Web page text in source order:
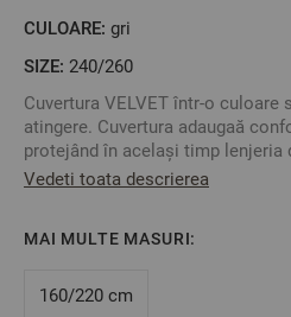
CULOARE: gri
SIZE: 240/260
Cuvertura VELVET într-o
atingere. Cuvertura adaugaă
protejând în același timp lenjeria
Un cadou deosebit de potrivit
Avantaje:
Design luxos cu un aspect
Vedeti toata descrierea
MAI MULTE MASURI:
160/220 cm